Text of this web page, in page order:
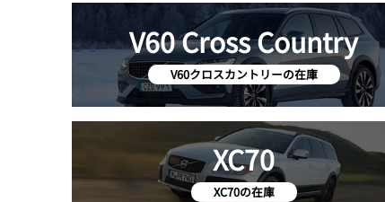
V60 Cross Country
V60クロスカントリーの在庫
XC70
XC70の在庫